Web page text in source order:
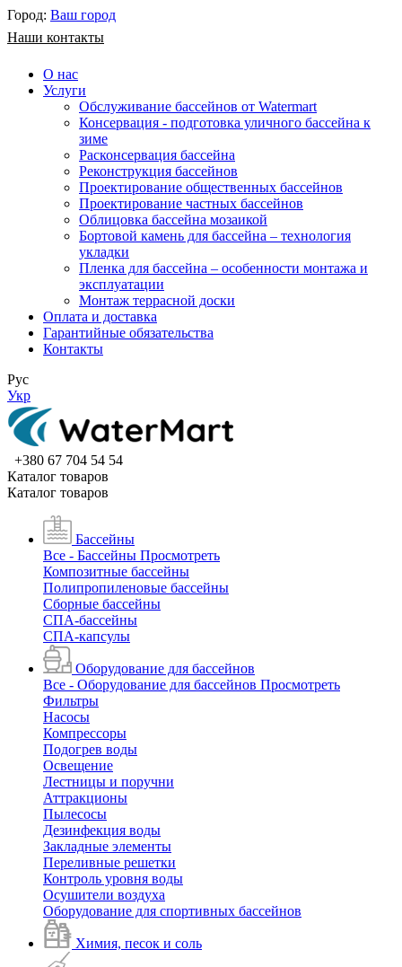
Город: Ваш город
Наши контакты
О нас
Услуги
Обслуживание бассейнов от Watermart
Консервация - подготовка уличного бассейна к
зиме
Расконсервация бассейна
Реконструкция бассейнов
Проектирование общественных бассейнов
Проектирование частных бассейнов
​Облицовка бассейна мозаикой
Бортовой камень для бассейна – технология
укладки
Пленка для бассейна – особенности монтажа и
эксплуатации
Монтаж террасной доски
Оплата и доставка
Гарантийные обязательства
Контакты
Рус
Укр
+380 67 704 54 54
Каталог товаров
Каталог товаров
Бассейны
Все - Бассейны Просмотреть
Композитные бассейны
Полипропиленовые бассейны
Сборные бассейны
СПА-бассейны
СПА-капсулы
Оборудование для бассейнов
Все - Оборудование для бассейнов Просмотреть
Фильтры
Насосы
Компрессоры
Подогрев воды
Освещение
Лестницы и поручни
Аттракционы
Пылесосы
Дезинфекция воды
Закладные элементы
Переливные решетки
Контроль уровня воды
Осушители воздуха
Оборудование для спортивных бассейнов
Химия, песок и соль